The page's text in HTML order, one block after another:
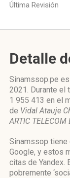
Última Revisión
Detalle
Sinamssop.pe
2021. Durante el
1 955 413 en el
de Vidal Atauje
ARTIC TELECOM
Sinamssop tiene
Google, y estos
citas de Yandex.
pobremente